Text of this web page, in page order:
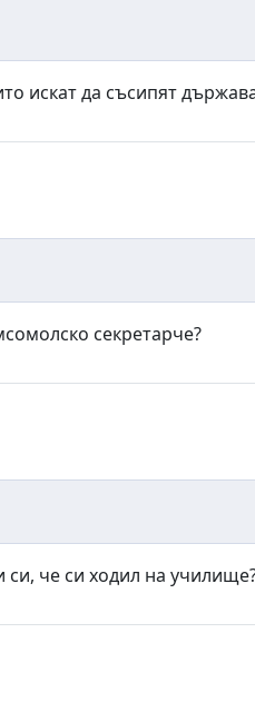
искат да съсипят
секретарче?
си, че си ходил на